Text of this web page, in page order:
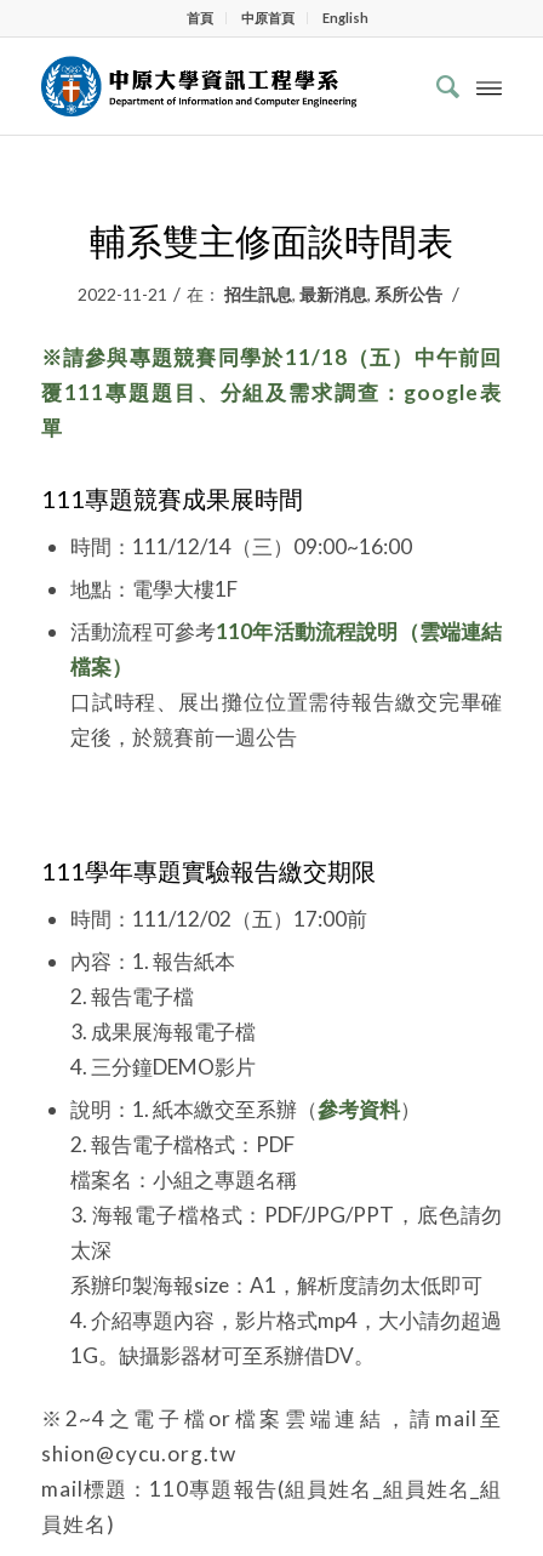
首頁 中原首頁 English
輔系雙主修面談時間表
2022-11-21 / 在： 招生訊息, 最新消息, 系所公告 /
※請參與專題競賽同學於11/18（五）中午前回
覆111專題題目、分組及需求調查 ：google表
單
111專題競賽成果展時間
時間：111/12/14（三）09:00~16:00
地點：電學大樓1F
活動流程可參考110年活動流程說明（雲端連結
檔案）
口試時程、展出攤位位置需待報告繳交完畢確
定後，於競賽前一週公告
111學年專題實驗報告繳交期限
時間：111/12/02（五）17:00前
內容：1. 報告紙本
2. 報告電子檔
3. 成果展海報電子檔
4. 三分鐘DEMO影片
說明：1. 紙本繳交至系辦（參考資料）
2. 報告電子檔格式：PDF
檔案名：小組之專題名稱
3. 海報電子檔格式：PDF/JPG/PPT，底色請勿
太深
系辦印製海報size：A1，解析度請勿太低即可
4. 介紹專題內容，影片格式mp4，大小請勿超過
1G。缺攝影器材可至系辦借DV。
※2~4之電子檔or檔案雲端連結，請mail至
shion@cycu.org.tw
mail標題：110專題報告(組員姓名_組員姓名_組
員姓名)